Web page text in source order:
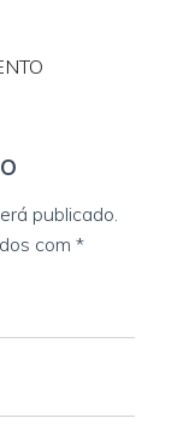
publicado.
com *